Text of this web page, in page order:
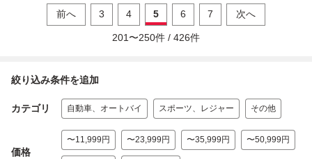
前へ 3 4 5 6 7 次へ
201 〜250件 / 426件
絞り込み条件を追加
カテゴリ 自動車、オートバイ スポーツ、レジャー その他
価格
〜11,999円 〜23,999円 〜35,999円 〜50,999円